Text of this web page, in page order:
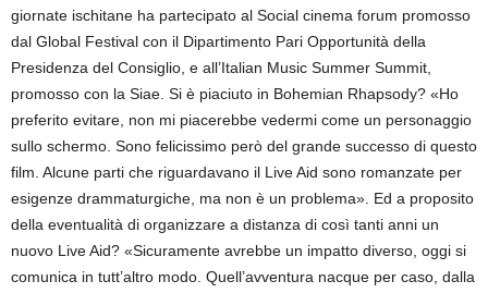
giornate ischitane ha partecipato al Social cinema forum promosso
dal Global Festival con il Dipartimento Pari Opportunità della
Presidenza del Consiglio, e all’Italian Music Summer Summit,
promosso con la Siae. Si è piaciuto in Bohemian Rhapsody? «Ho
preferito evitare, non mi piacerebbe vedermi come un personaggio
sullo schermo. Sono felicissimo però del grande successo di questo
film. Alcune parti che riguardavano il Live Aid sono romanzate per
esigenze drammaturgiche, ma non è un problema». Ed a proposito
della eventualità di organizzare a distanza di così tanti anni un
nuovo Live Aid? «Sicuramente avrebbe un impatto diverso, oggi si
comunica in tutt’altro modo. Quell’avventura nacque per caso, dalla